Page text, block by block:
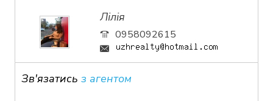
Лілія
0958092615
Зв'язатись з агентом